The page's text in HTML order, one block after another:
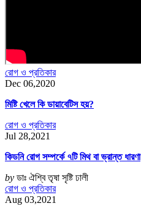
রোগ ও প্রতিকার
Dec 06,2020
মিষ্টি খেলে কি ডায়াবেটিস হয়?
রোগ ও প্রতিকার
Jul 28,2021
কিডনি রোগ সম্পর্কে ৭টি মিথ বা ভ্রান্ত ধারণা
by ডাঃ ঐশ্বি তৃষা সৃষ্টি ঢালী
রোগ ও প্রতিকার
Aug 03,2021